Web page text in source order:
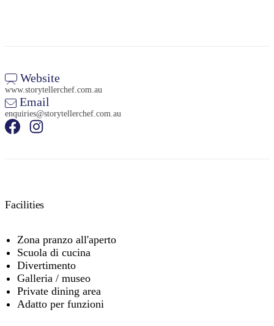
Website
www.storytellerchef.com.au
Email
enquiries@storytellerchef.com.au
Facilities
Zona pranzo all'aperto
Scuola di cucina
Divertimento
Galleria / museo
Private dining area
Adatto per funzioni